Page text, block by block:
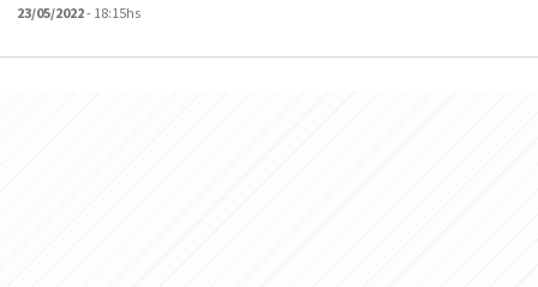
23/05/2022- 18:15hs